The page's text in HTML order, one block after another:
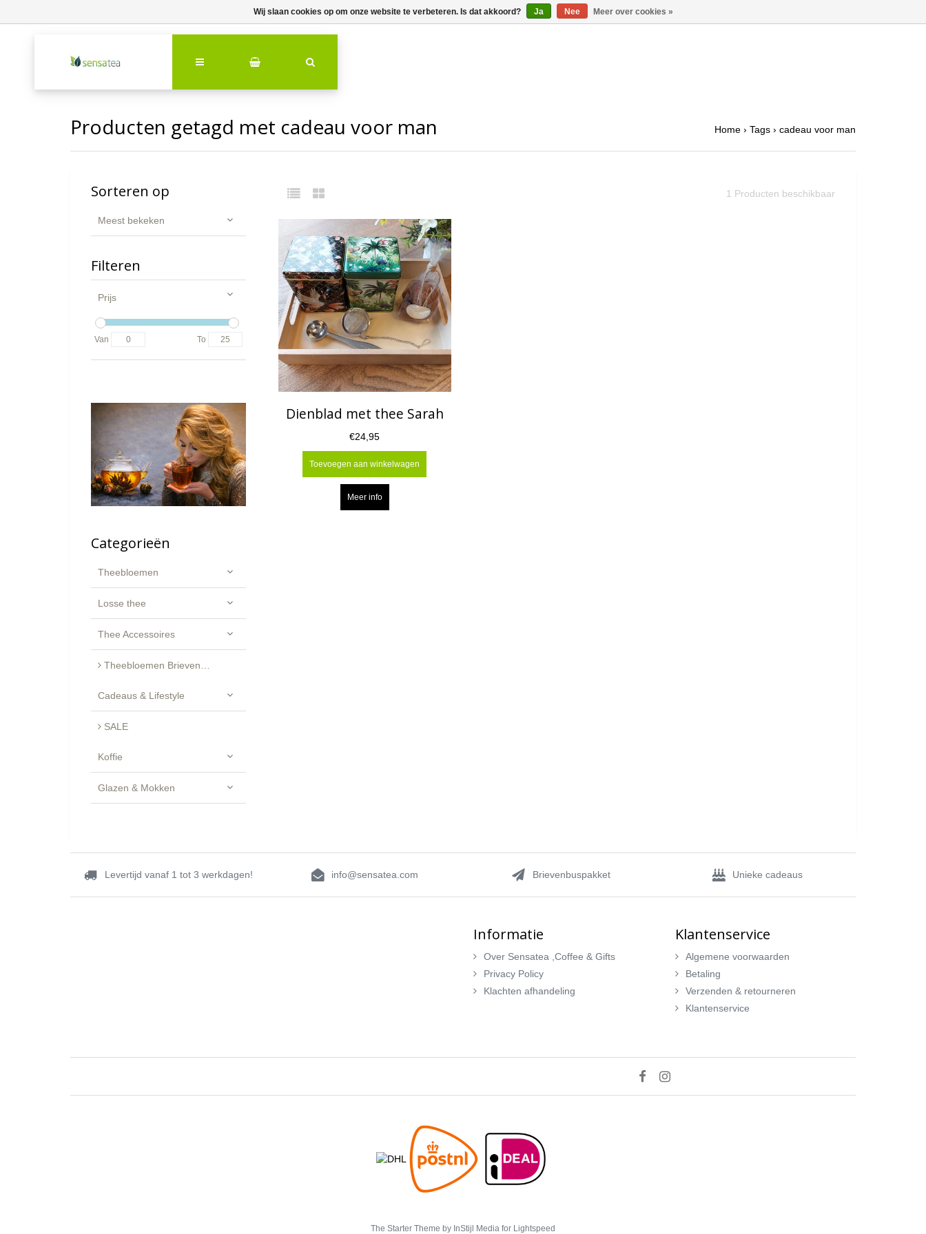
Producten getagd met cadeau voor man Home › Tags › cadeau voor man
1 Producten beschikbaar
Sorteren op
Meest bekeken
Filteren
Prijs
Van To
Categorieën
Theebloemen
Losse thee
Thee Accessoires
Theebloemen Brievenbus Cadeau - Luxe Geschenkset
Cadeaus & Lifestyle
SALE
Koffie
Glazen & Mokken
Dienblad met thee Sarah
€24,95
Toevoegen aan winkelwagen
Meer info
Levertijd vanaf 1 tot 3 werkdagen! info@sensatea.com Brievenbuspakket Unieke cadeaus
Informatie
Over Sensatea ,Coffee & Gifts
Privacy Policy
Klachten afhandeling
Klantenservice
Algemene voorwaarden
Betaling
Verzenden & retourneren
Klantenservice
The Starter Theme by InStijl Media for Lightspeed
Wij slaan cookies op om onze website te verbeteren. Is dat akkoord? Ja Nee Meer over cookies »